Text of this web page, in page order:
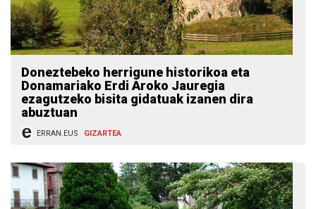
Doneztebeko herrigune historikoa eta
Donamariako Erdi Aroko Jauregia
ezagutzeko bisita gidatuak izanen dira
abuztuan
ERRAN.EUS GIZARTEA